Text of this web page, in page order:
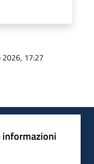
2026, 17:27
informazioni